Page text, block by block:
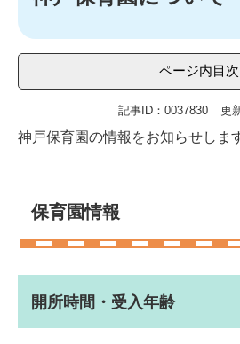
ページ内目次
記事ID：0037830 更
神戸保育園の情報をお知らせしま
保育園情報
開所時間・受入年齢